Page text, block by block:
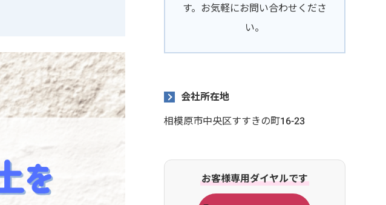
す。お気軽にお問い合わせくださ
い。
会社所在地
相模原市中央区すすきの町16-23
お客様専用ダイヤルです